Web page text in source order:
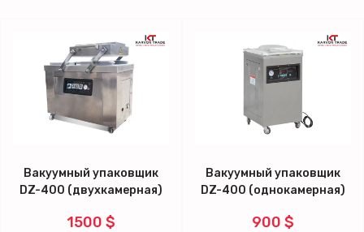
Вакуумный упаковщик
DZ-400 (двухкамерная)
1500 $
Вакуумный упаковщик
DZ-400 (однокамерная)
900 $